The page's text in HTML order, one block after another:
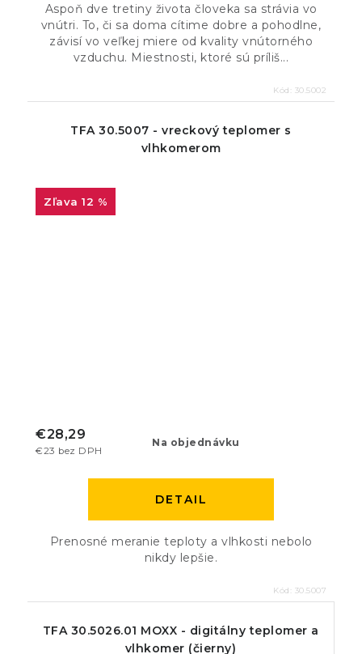
Aspoň dve tretiny života človeka sa strávia vo
vnútri. To, či sa doma cítime dobre a pohodlne,
závisí vo veľkej miere od kvality vnútorného
vzduchu. Miestnosti, ktoré sú príliš...
Kód: 30.5002
TFA 30.5007 - vreckový teplomer s
vlhkomerom
12 %
Na objednávku
€23 bez DPH
€28,29
DETAIL
Prenosné meranie teploty a vlhkosti nebolo
nikdy lepšie.
Kód: 30.5007
TFA 30.5026.01 MOXX - digitálny teplomer a
vlhkomer (čierny)